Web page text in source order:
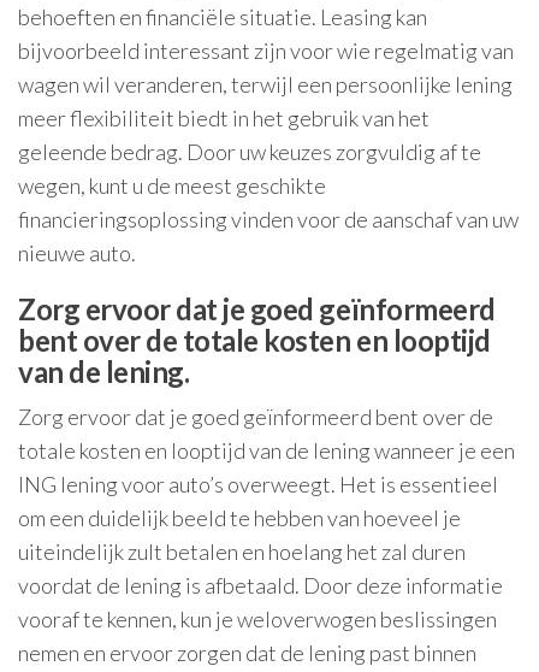
behoeften en financiële situatie. Leasing kan
bijvoorbeeld interessant zijn voor wie regelmatig van
wagen wil veranderen, terwijl een persoonlijke lening
meer flexibiliteit biedt in het gebruik van het
geleende bedrag. Door uw keuzes zorgvuldig af te
wegen, kunt u de meest geschikte
financieringsoplossing vinden voor de aanschaf van uw
nieuwe auto.
Zorg ervoor dat je goed geïnformeerd
bent over de totale kosten en looptijd
van de lening.
Zorg ervoor dat je goed geïnformeerd bent over de
totale kosten en looptijd van de lening wanneer je een
ING lening voor auto’s overweegt. Het is essentieel
om een duidelijk beeld te hebben van hoeveel je
uiteindelijk zult betalen en hoelang het zal duren
voordat de lening is afbetaald. Door deze informatie
vooraf te kennen, kun je weloverwogen beslissingen
nemen en ervoor zorgen dat de lening past binnen